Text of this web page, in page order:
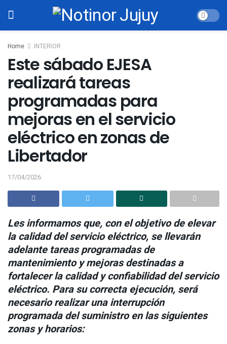
Home INTERIOR
Este sábado EJESA
realizará tareas
programadas para
mejoras en el servicio
eléctrico en zonas de
Libertador
17/04/2026
Les informamos que, con el objetivo de elevar
la calidad del servicio eléctrico, se llevarán
adelante tareas programadas de
mantenimiento y mejoras destinadas a
fortalecer la calidad y confiabilidad del servicio
eléctrico. Para su correcta ejecución, será
necesario realizar una interrupción
programada del suministro en las siguientes
zonas y horarios: